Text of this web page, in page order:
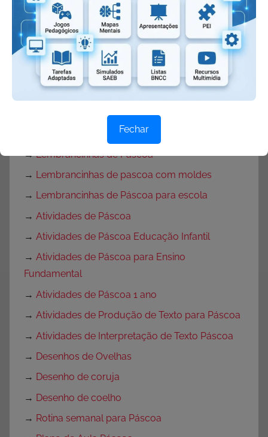
→Música Coelhinho de Páscoa
→Músicas do Coelho da Páscoa
→Símbolos da Páscoa
Brincadeiras de Páscoa
Dinâmicas de Páscoa
Máscaras de Coelhinho
Máscaras de Páscoa
→Lembrancinhas de Páscoa
→ Lembrancinhas de pascoa com moldes
→ Lembrancinhas de Páscoa para escola
→ Atividades de Páscoa
→ Atividades de Páscoa Educação Infantil
→ Atividades de Páscoa para Ensino
Fundamental
→ Atividades de Páscoa 1 ano
→ Atividades de Produção de Texto para Páscoa
→ Atividades de Interpretação de Texto Páscoa
→ Desenhos de Ovelhas
→ Desenho de coruja
→ Desenho de coelho
→ Rotina semanal para Páscoa
Fechar